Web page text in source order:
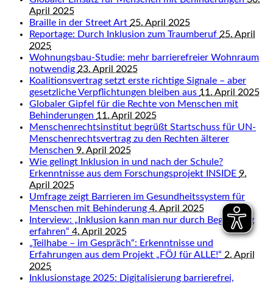
April 2025
Braille in der Street Art 25. April 2025
Reportage: Durch Inklusion zum Traumberuf 25. April
2025
Wohnungsbau-Studie: mehr barrierefreier Wohnraum
notwendig 23. April 2025
Koalitionsvertrag setzt erste richtige Signale – aber
gesetzliche Verpflichtungen bleiben aus 11. April 2025
Globaler Gipfel für die Rechte von Menschen mit
Behinderungen 11. April 2025
Menschenrechtsinstitut begrüßt Startschuss für UN-
Menschenrechtsvertrag zu den Rechten älterer
Menschen 9. April 2025
Wie gelingt Inklusion in und nach der Schule?
Erkenntnisse aus dem Forschungsprojekt INSIDE 9.
April 2025
Umfrage zeigt Barrieren im Gesundheitssystem für
Menschen mit Behinderung 4. April 2025
Interview: „Inklusion kann man nur durch Begegnung
erfahren“ 4. April 2025
„Teilhabe – im Gespräch“: Erkenntnisse und
Erfahrungen aus dem Projekt „FÖJ für ALLE!“ 2. April
2025
Inklusionstage 2025: Digitalisierung barrierefrei,